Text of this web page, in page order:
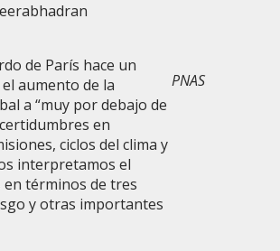
de París hace un
aumento de la
a “muy por debajo de
en
ciclos del clima y
interpretamos el
en términos de tres
y otras importantes
PNAS